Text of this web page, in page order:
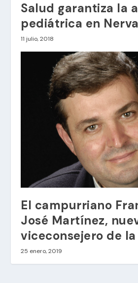
Salud garantiza la
pediátrica en Nerva
11 julio, 2018
El campurriano
José Martínez,
viceconsejero de
25 enero, 2019